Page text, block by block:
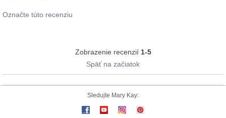
Označte túto recenziu
Zobrazenie recenzií 1-5
Späť na začiatok
Sledujte Mary Kay: